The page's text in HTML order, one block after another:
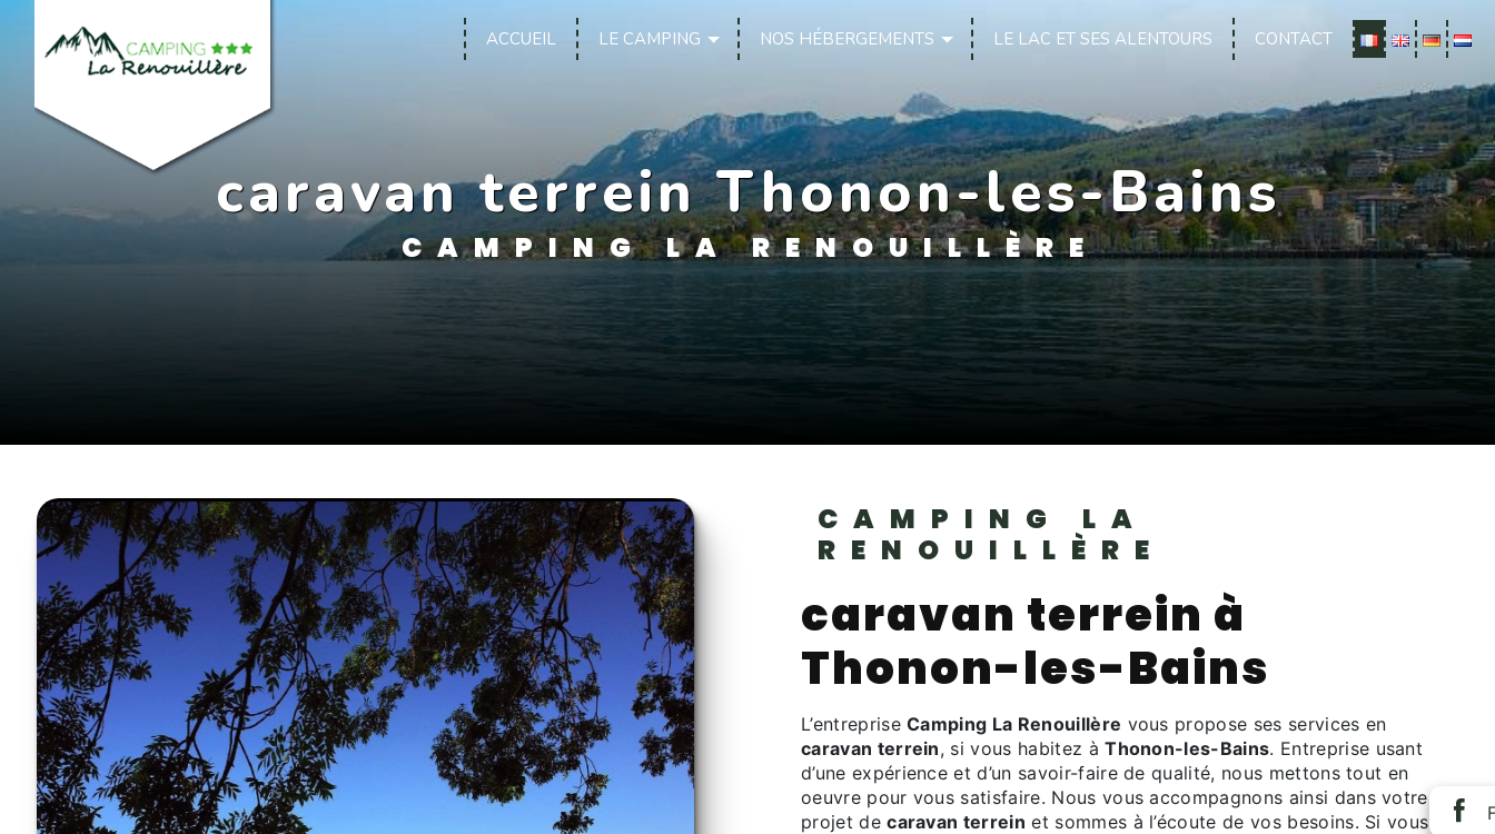
ACCUEIL LE CAMPING NOS HÉBERGEMENTS LE LAC ET SES ALENTOURS CONTACT
caravan terrein Thonon-les-Bains
CAMPING LA RENOUILLÈRE
CAMPING LA
RENOUILLÈRE
caravan terrein à
Thonon-les-Bains
L’entrepriseCamping La Renouillère vous propose ses services en
caravan terrein, si vous habitez àThonon-les-Bains. Entreprise usant
d’une expérience et d’un savoir-faire de qualité, nous mettons tout en
oeuvre pour vous satisfaire. Nous vous accompagnons ainsi dans votre
projet decaravan terrein et sommes à l’écoute de vos besoins. Si vous